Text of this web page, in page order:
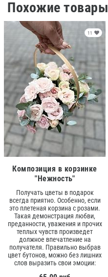
Похожие товары
11
Композиция в корзинке
"Нежность"
Получать цветы в подарок
всегда приятно. Особенно, если
это плетеная корзина с розами.
Такая демонстрация любви,
преданности, уважения и прочих
теплых чувств произведет
должное впечатление на
получателя. Правильно выбрав
цвет бутонов, можно без лишних
слов выразить свои эмоции: